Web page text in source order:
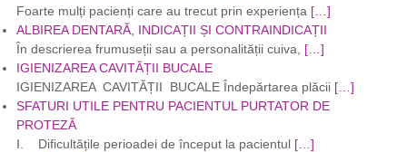
Foarte mulți pacienți care au trecut prin experiența […]
ALBIREA DENTARĂ, INDICAȚII ȘI CONTRAINDICAȚII
În descrierea frumuseții sau a personalității cuiva, […]
IGIENIZAREA CAVITĂȚII BUCALE
IGIENIZAREA CAVITĂȚII BUCALE Îndepărtarea plăcii […]
SFATURI UTILE PENTRU PACIENTUL PURTATOR DE
PROTEZĂ
I. Dificultățile perioadei de început la pacientul […]